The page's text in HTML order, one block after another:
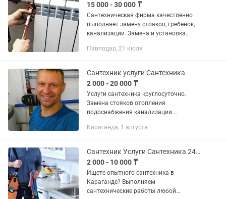
15 000 - 30 000 ₸
Сантехническая фирма качественно
выполняет замену стояков, гребенок,
канализации. Замена и установка
вынос радиаторов на балкон!
Павлодар, 21 июля
Сантехник услуги Сантехника.
2 000 - 20 000 ₸
Услуги сантехника круглосуточно.
Замена стояков отопления
водоснабжения канализации.
раковины смесителя. Прочистка
Караганда, 1 августа
Сантехник Услуги Сантехника 24/7
2 000 - 10 000 ₸
Ищете опытного сантехника в
Караганде? Выполняем
сантехнические работы любой